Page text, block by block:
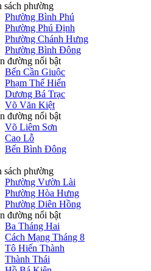
sách phường
Phường Bình Phú
Phường Phú Định
Phường Chánh Hưng
Phường Bình Đông
đường nổi bật
Bến Cần Giuộc
Phạm Thế Hiển
Dương Bá Trạc
Võ Văn Kiệt
đường nổi bật
Võ Liêm Sơn
Cao Lỗ
Bến Bình Đông
sách phường
Phường Vườn Lài
Phường Hòa Hưng
Phường Diên Hồng
đường nổi bật
Ba Tháng Hai
Cách Mạng Tháng 8
Tô Hiến Thành
Thành Thái